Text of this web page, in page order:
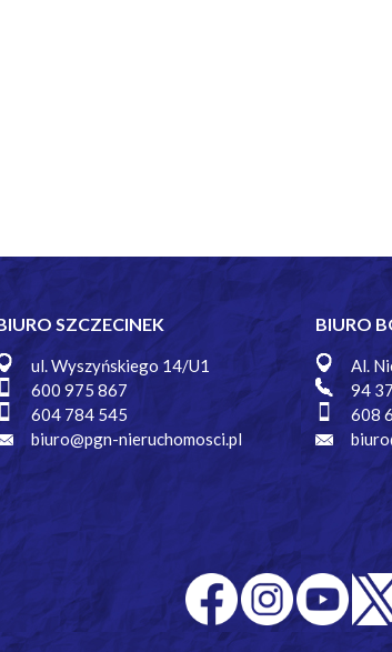
SZCZECINEK
ul. Wyszyńskiego 14/U1
600 975 867
604 784 545
biuro@pgn-nieruchomosci.pl
BIURO
Al.
94
608